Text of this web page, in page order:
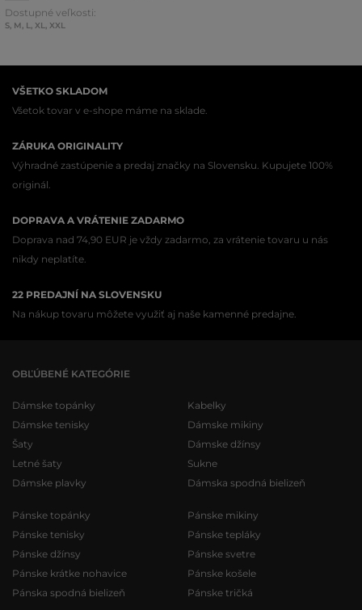
Dostupné veľkosti:
S, M L XL XXL
VŠETKO SKLADOM
Všetok tovar v e-shope máme na sklade.
ZÁRUKA ORIGINALITY
Výhradné zastúpenie a predaj značky na Slovensku. Kupujete 100%
originál.
DOPRAVA A VRÁTENIE ZADARMO
Doprava nad 74,90 EUR je vždy zadarmo, za vrátenie tovaru u nás
nikdy neplatíte.
22 PREDAJNÍ NA SLOVENSKU
Na nákup tovaru môžete využiť aj naše kamenné predajne.
OBĽÚBENÉ KATEGÓRIE
Dámske topánky
Dámske tenisky
Šaty
Letné šaty
Dámske plavky
Kabelky
Dámske mikiny
Dámske džínsy
Sukne
Dámska spodná bielizeň
Pánske topánky
Pánske tenisky
Pánske džínsy
Pánske krátke nohavice
Pánska spodná bielizeň
Pánske mikiny
Pánske tepláky
Pánske svetre
Pánske košele
Pánske tričká